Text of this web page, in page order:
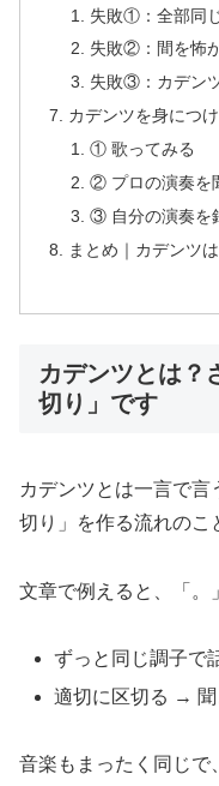
失敗①：全部同
失敗②：間を怖
失敗③：カデン
カデンツを身につ
① 歌ってみる
② プロの演奏を
③ 自分の演奏を
まとめ｜カデンツ
カデンツとは？
切り」です
カデンツとは一言で
切り」を作る流れのこ
文章で例えると、「。
ずっと同じ調子で
適切に区切る → 聞
音楽もまったく同じで